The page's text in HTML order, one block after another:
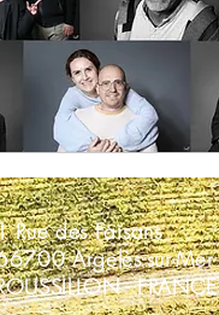
Rue des Faisans
Argelès-sur-Mer
- FRANCE